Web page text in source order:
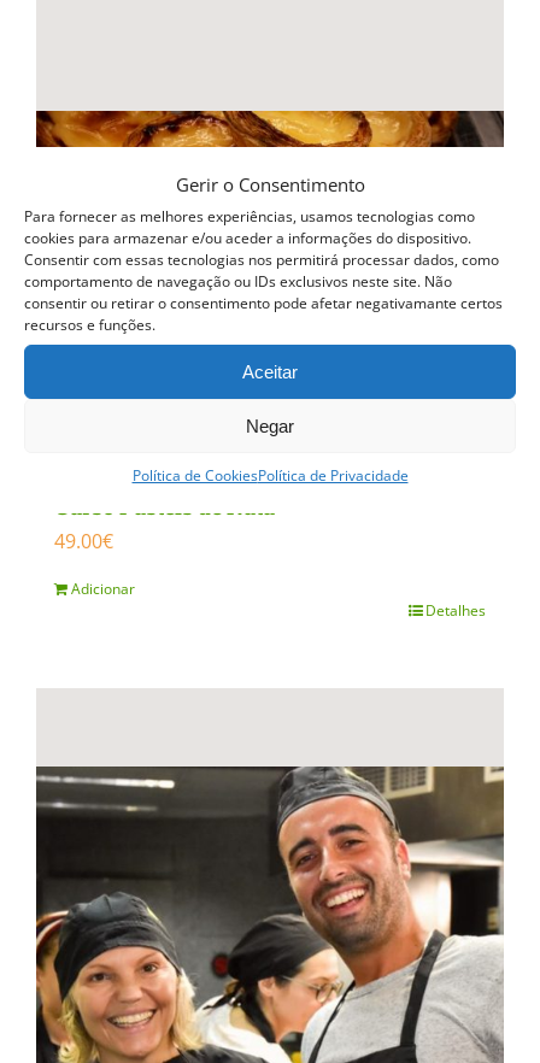
Gerir o Consentimento
Para fornecer as melhores experiências, usamos tecnologias como
cookies para armazenar e/ou aceder a informações do dispositivo.
Consentir com essas tecnologias nos permitirá processar dados, como
comportamento de navegação ou IDs exclusivos neste site. Não
consentir ou retirar o consentimento pode afetar negativamante certos
recursos e funções.
Aceitar
Negar
Política de CookiesPolítica de Privacidade
Curso Pasteis de Nata
49.00€
Adicionar
Detalhes